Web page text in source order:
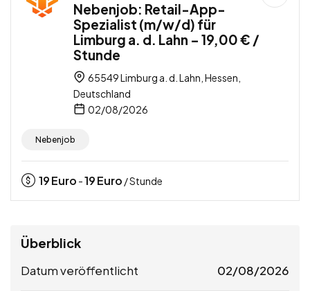
Nebenjob: Retail-App-
Spezialist (m/w/d) für
Limburg a. d. Lahn – 19,00 € /
Stunde
65549 Limburg a. d. Lahn, Hessen,
Deutschland
02/08/2026
Nebenjob
19Euro -19Euro / Stunde
Überblick
Datum veröffentlicht 02/08/2026